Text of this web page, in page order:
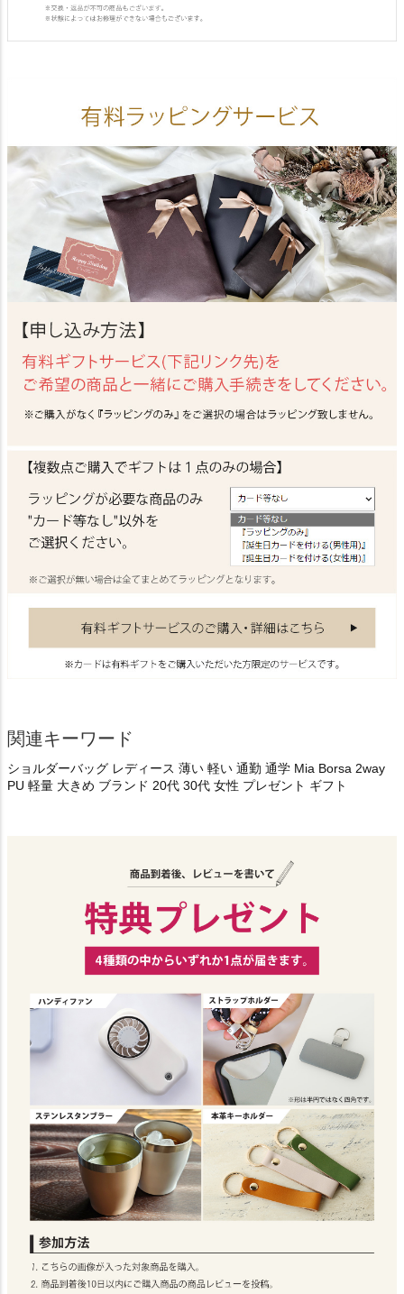
関連キーワード
ショルダーバッグ レディース 薄い 軽い 通勤 通学 Mia Borsa 2way
PU 軽量 大きめ ブランド 20代 30代 女性 プレゼント ギフト